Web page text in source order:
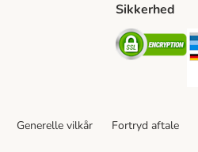
Method
Sikkerhed
Generelle vilkår Fortryd aftale